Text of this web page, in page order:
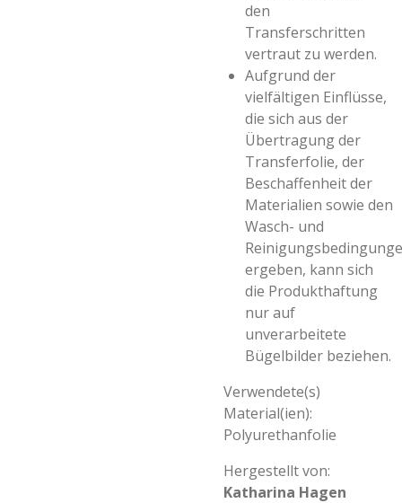
den
Transferschritten
vertraut zu werden.
Aufgrund der
vielfältigen Einflüsse,
die sich aus der
Übertragung der
Transferfolie, der
Beschaffenheit der
Materialien sowie den
Wasch- und
ergeben, kann sich
die Produkthaftung
nur auf
unverarbeitete
Bügelbilder beziehen.
Verwendete(s)
Material(ien):
Polyurethanfolie
Hergestellt von:
Katharina Hagen